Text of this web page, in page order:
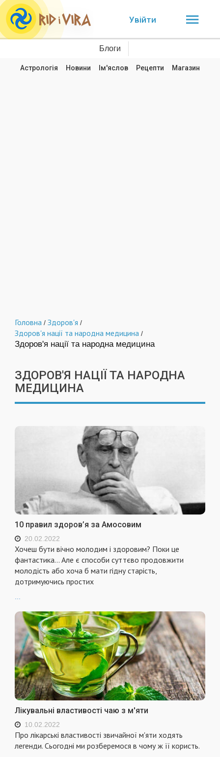
Увійти
Блоги
Астрологія Новини Ім'яслов Рецепти Магазин
Головна / Здоров'я /
Здоров'я нації та народна медицина /
Здоров'я нації та народна медицина
ЗДОРОВ'Я НАЦІЇ ТА НАРОДНА
МЕДИЦИНА
10 правил здоров’я за Амосовим
20.02.2022
Хочеш бути вічно молодим і здоровим? Поки це
фантастика… Але є способи суттєво продовжити
молодість або хоча б мати гідну старість,
дотримуючись простих
...
Лікувальні властивості чаю з м'яти
10.02.2022
Про лікарські властивості звичайної м'яти ходять
легенди. Сьогодні ми розберемося в чому ж її користь.